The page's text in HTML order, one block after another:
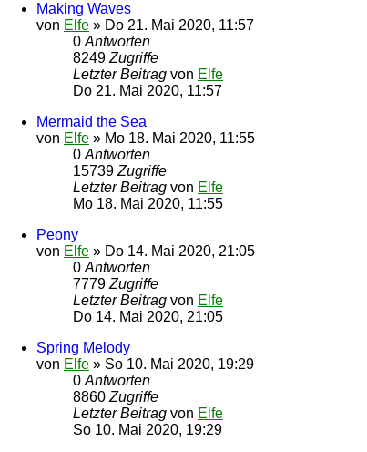
Making Waves
von Elfe » Do 21. Mai 2020, 11:57
0 Antworten
8249 Zugriffe
Letzter Beitrag von Elfe
Do 21. Mai 2020, 11:57
Mermaid the Sea
von Elfe » Mo 18. Mai 2020, 11:55
0 Antworten
15739 Zugriffe
Letzter Beitrag von Elfe
Mo 18. Mai 2020, 11:55
Peony
von Elfe » Do 14. Mai 2020, 21:05
0 Antworten
7779 Zugriffe
Letzter Beitrag von Elfe
Do 14. Mai 2020, 21:05
Spring Melody
von Elfe » So 10. Mai 2020, 19:29
0 Antworten
8860 Zugriffe
Letzter Beitrag von Elfe
So 10. Mai 2020, 19:29